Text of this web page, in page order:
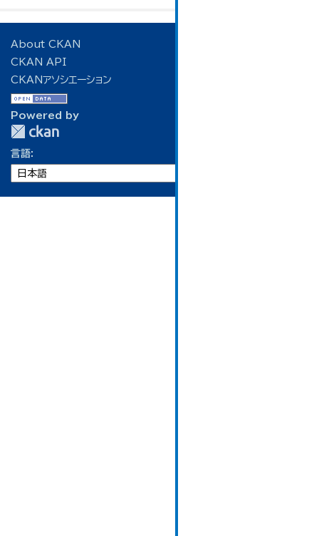
About CKAN
CKAN API
CKANアソシエーション
Powered by
言語